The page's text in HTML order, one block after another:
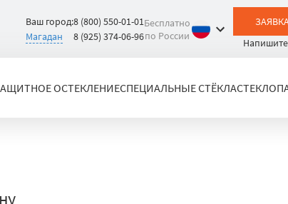
Ваш город:
Магадан
8 (800) 550-01-01
8 (925) 374-06-96
Бесплатно
по России
ОСТЕКЛЕНИЕСПЕЦИАЛЬНЫЕ СТЁКЛА